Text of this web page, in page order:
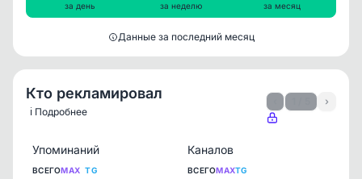
за день за неделю за месяц
Данные за последний месяц
Кто рекламировал
ℹ️ Подробнее
›
Упоминаний
ВСЕГОMAX TG
Каналов
ВСЕГОMAXTG